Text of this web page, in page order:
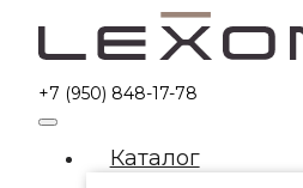
+7 (950) 848-17-78
Каталог